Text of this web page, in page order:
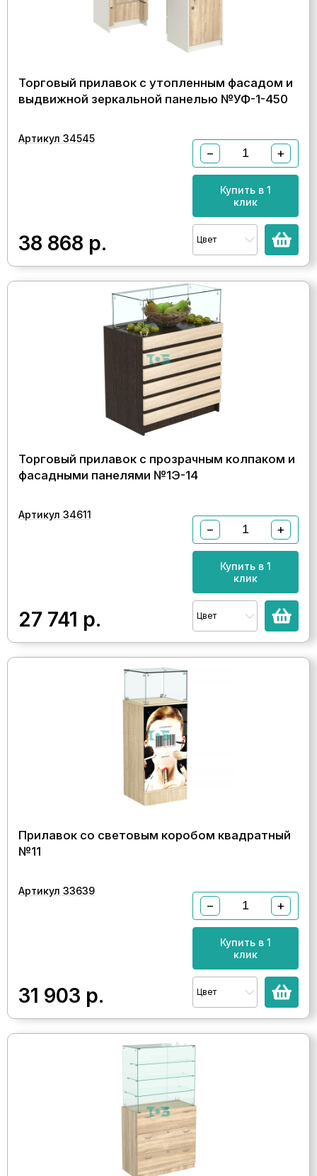
Торговый прилавок с утопленным фасадом и
выдвижной зеркальной панелью №УФ-1-450
Артикул 34545
38 868 р.
− +
Купить в 1
клик
Цвет
Торговый прилавок с прозрачным колпаком и
фасадными панелями №1Э-14
Артикул 34611
27 741 р.
− +
Купить в 1
клик
Цвет
Прилавок со световым коробом квадратный
№11
Артикул 33639
31 903 р.
− +
Купить в 1
клик
Цвет